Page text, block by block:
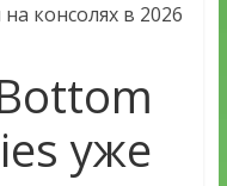
консолях в 2026
уже